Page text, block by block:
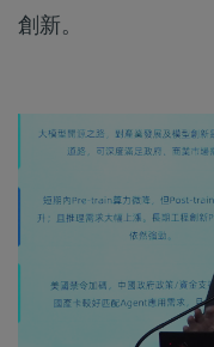
創新。